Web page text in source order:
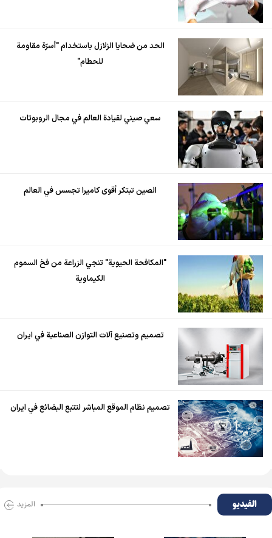
الحد من ضحايا الزلازل باستخدام "أسرّة مقاومة
للحطام"
سعي صيني لقيادة العالم في مجال الروبوتات
الصين تبتكر أقوى كاميرا تجسس في العالم
"المكافحة الحيوية" تنجي الزراعة من فخ السموم
الكيماوية
تصميم وتصنيع آلات التوازن الصناعية في ايران
تصميم نظام الموقع المباشر لتتبع البضائع في ايران
الفیدیو المزید